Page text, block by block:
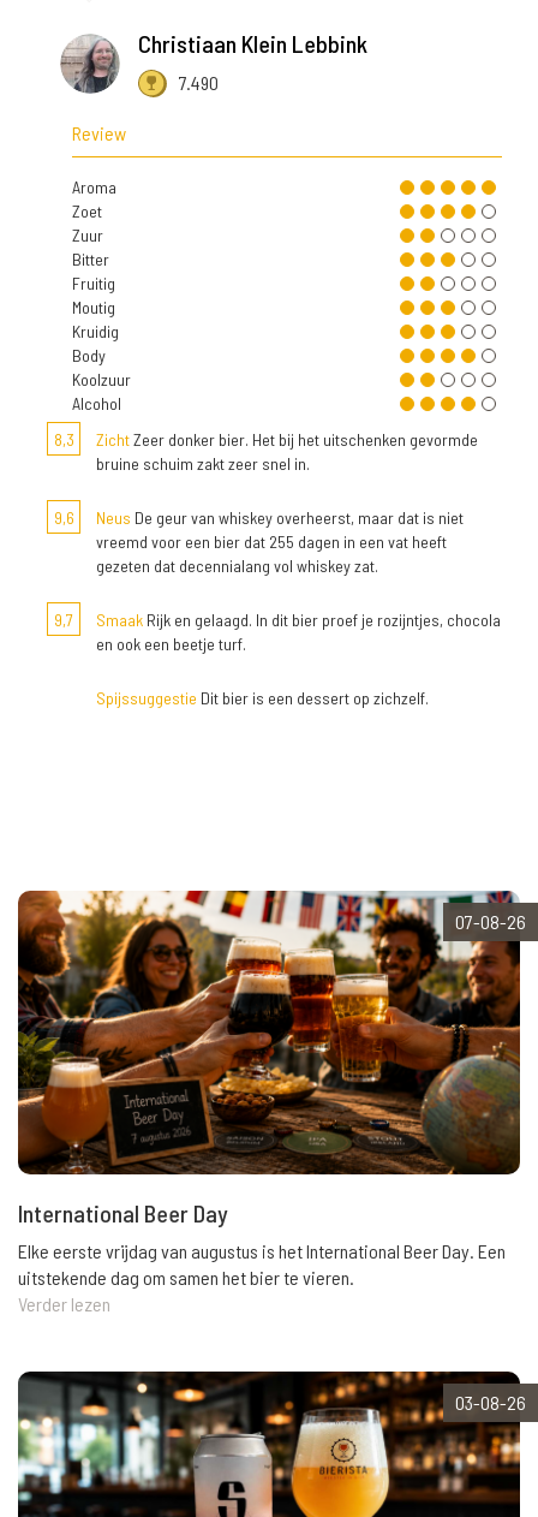
Christiaan Klein Lebbink
7.490
Review
Aroma
Zoet
Zuur
Bitter
Fruitig
Moutig
Kruidig
Body
Koolzuur
Alcohol
8,3
ZichtZeer donker bier. Het bij het uitschenken gevormde
bruine schuim zakt zeer snel in.
9,6 Neus De geur van whiskey overheerst, maar dat is niet
vreemd voor een bier dat 255 dagen in een vat heeft
gezeten dat decennialang vol whiskey zat.
9,7 Smaak Rijk en gelaagd. In dit bier proef je rozijntjes, chocola
en ook een beetje turf.
Spijssuggestie Dit bier is een dessert op zichzelf.
07-08-26
International Beer Day
Elke eerste vrijdag van augustus is het International Beer Day. Een
uitstekende dag om samen het bier te vieren.
Verder lezen
03-08-26